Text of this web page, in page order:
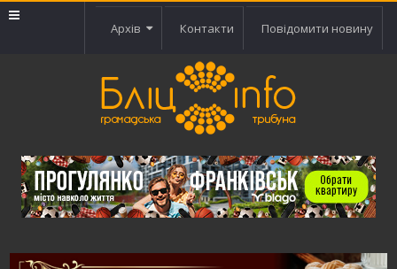
Архів Контакти Повідомити новину